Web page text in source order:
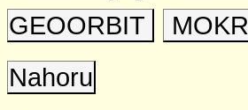
GEOORBIT
MOKR
Nahoru